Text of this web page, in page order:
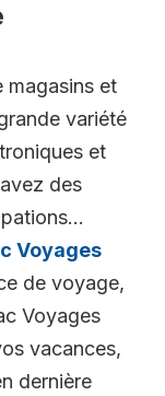
magasins et
variété
et
des
Voyages
de voyage,
Voyages
vacances,
dernière